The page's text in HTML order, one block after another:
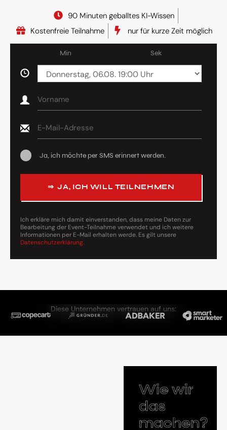
90 Minuten geballtes KI-Wissen
Kostenfreie Teilnahme
nur für kurze Zeit möglich
Min Sek
UHRZEIT
Ja, ich möchte per SMS erinnert werden.
⇒ JA, ICH WILL TEILNEHMEN
Ich erkläre mich damit einverstanden, dass meine Daten zur
Bearbeitung der Event-Teilnahme verwendet und ich weitere
Informationen per E-Mail erhalten werde. Es gilt unsere
Datenschutzerklärung.
Diese Unternehmen vertrauen auf uns:
Wie wir
das
machen?